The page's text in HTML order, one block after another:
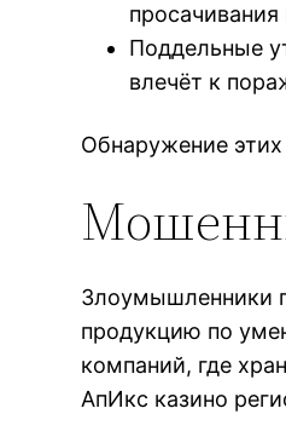
Поддельные
влечёт к
Обнаружение
Злоумышленники
продукцию по
компаний, где
АпИкс казино